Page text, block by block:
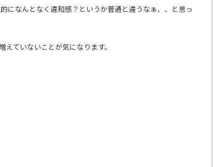
になんとなく違和感？というか普通と違うなぁ、、と思っ
ていないことが気になります。